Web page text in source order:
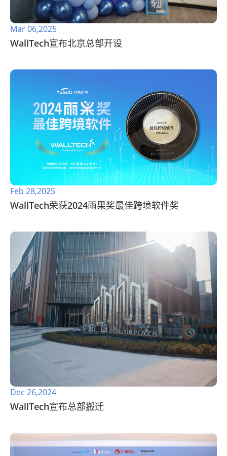
Mar 06,2025
WallTech宣布北京总部开设
Feb 28,2025
WallTech荣获2024雨果奖最佳跨境软件奖
Dec 26,2024
WallTech宣布总部搬迁